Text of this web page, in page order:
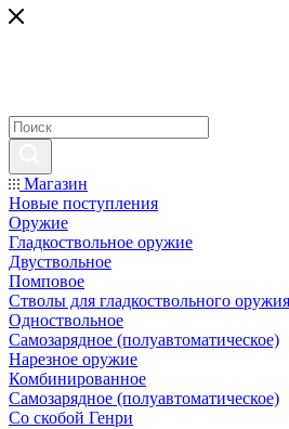
Магазин
Новые поступления
Оружие
Гладкоствольное оружие
Двуствольное
Помповое
Стволы для гладкоствольного оружия
Одноствольное
Самозарядное (полуавтоматическое)
Нарезное оружие
Комбинированное
Самозарядное (полуавтоматическое)
Со скобой Генри